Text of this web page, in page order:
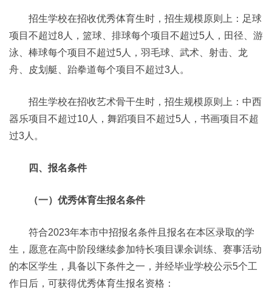
招生学校在招收优秀体育生时，招生规模原则上：足球
项目不超过8人，篮球、排球每个项目不超过5人，田径、游
泳、棒球每个项目不超过5人，羽毛球、武术、射击、龙
舟、皮划艇、跆拳道每个项目不超过3人。
招生学校在招收艺术骨干生时，招生规模原则上：中西
器乐项目不超过10人，舞蹈项目不超过5人，书画项目不超
过3人。
四、报名条件
（一）优秀体育生报名条件
符合2023年本市中招报名条件且报名在本区录取的学
生，愿意在高中阶段继续参加特长项目课余训练、赛事活动
的本区学生，具备以下条件之一，并经毕业学校公示5个工
作日后，可获得优秀体育生报名资格：